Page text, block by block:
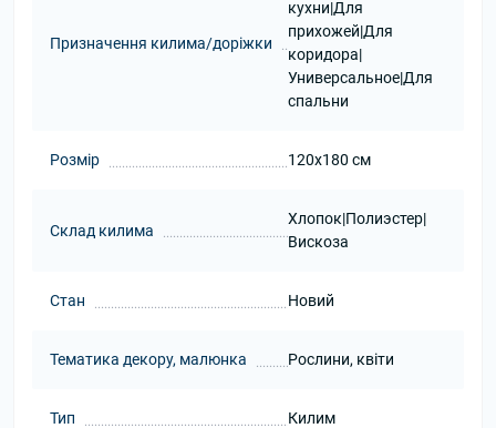
Призначення килима/доріжки
кухни|Для
прихожей|Для
коридора|
Универсальное|Для
спальни
Розмір 120x180 см
Склад килима
Хлопок|Полиэстер|
Вискоза
Стан Новий
Тематика декору, малюнка Рослини, квіти
Тип Килим